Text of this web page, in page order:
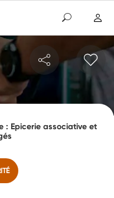
: Epicerie associative et